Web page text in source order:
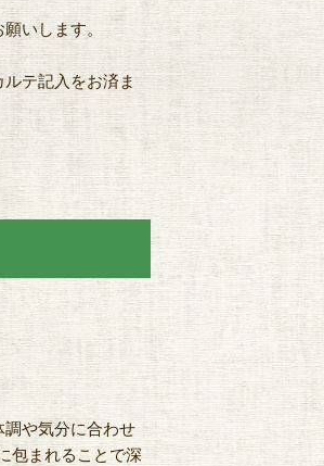
いします。
テ記入をお済ま
や気分に合わせ
包まれることで深